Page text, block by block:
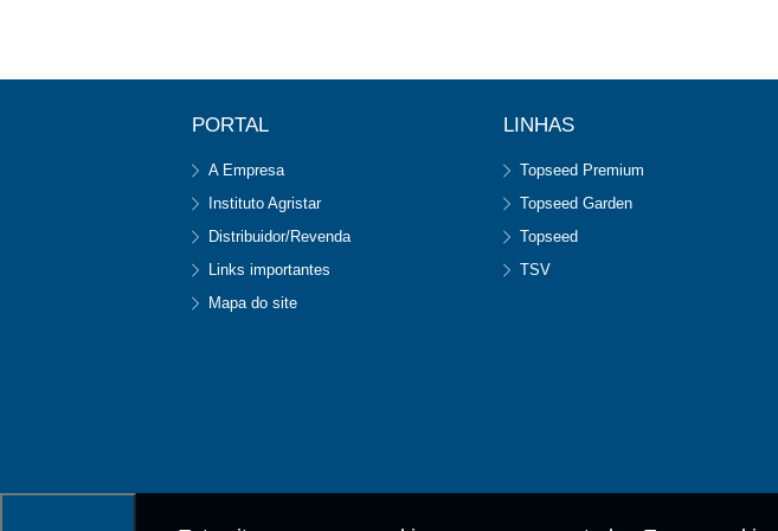
PORTAL
A Empresa
Instituto Agristar
Distribuidor/Revenda
Links importantes
Mapa do site
LINHAS
Topseed Premium
Topseed Garden
Topseed
TSV